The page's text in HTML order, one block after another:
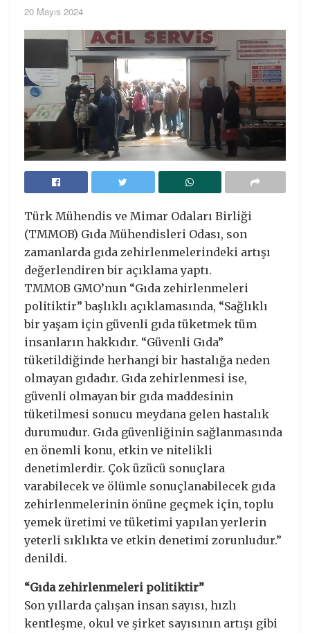
20 Mayıs 2024
Türk Mühendis ve Mimar Odaları Birliği
(TMMOB) Gıda Mühendisleri Odası, son
zamanlarda gıda zehirlenmelerindeki artışı
değerlendiren bir açıklama yaptı.
TMMOB GMO’nun “Gıda zehirlenmeleri
politiktir” başlıklı açıklamasında, “Sağlıklı
bir yaşam için güvenli gıda tüketmek tüm
insanların hakkıdır. “Güvenli Gıda”
tüketildiğinde herhangi bir hastalığa neden
olmayan gıdadır. Gıda zehirlenmesi ise,
güvenli olmayan bir gıda maddesinin
tüketilmesi sonucu meydana gelen hastalık
durumudur. Gıda güvenliğinin sağlanmasında
en önemli konu, etkin ve nitelikli
denetimlerdir. Çok üzücü sonuçlara
varabilecek ve ölümle sonuçlanabilecek gıda
zehirlenmelerinin önüne geçmek için, toplu
yemek üretimi ve tüketimi yapılan yerlerin
yeterli sıklıkta ve etkin denetimi zorunludur.”
denildi.
“Gıda zehirlenmeleri politiktir”
Son yıllarda çalışan insan sayısı, hızlı
kentleşme, okul ve şirket sayısının artışı gibi